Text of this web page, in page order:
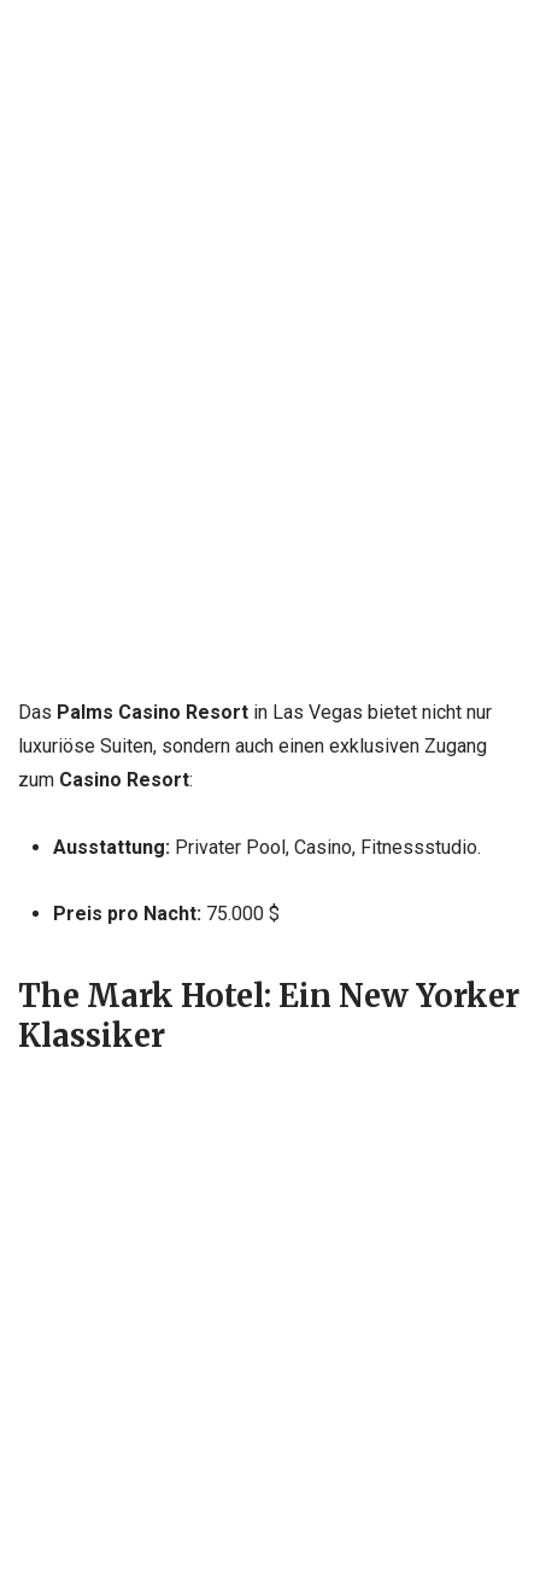
Das Palms Casino Resort in Las Vegas bietet nicht nur
luxuriöse Suiten, sondern auch einen exklusiven Zugang
zum Casino Resort:
Ausstattung:Privater Pool, Casino, Fitnessstudio.
Preis pro Nacht:75.000 $
The Mark Hotel: Ein New Yorker
Klassiker